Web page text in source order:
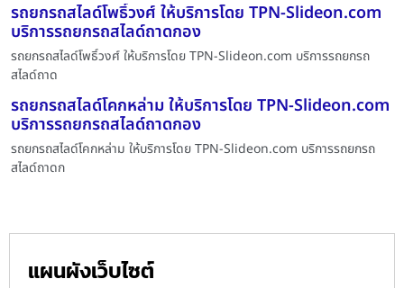
รถยกรถสไลด์โพธิ์วงศ์ ให้บริการโดย TPN-Slideon.com
บริการรถยกรถสไลด์ถาดกอง
รถยกรถสไลด์โพธิ์วงศ์ ให้บริการโดย TPN-Slideon.com บริการรถยกรถ
สไลด์ถาด
รถยกรถสไลด์โคกหล่าม ให้บริการโดย TPN-Slideon.com
บริการรถยกรถสไลด์ถาดกอง
รถยกรถสไลด์โคกหล่าม ให้บริการโดย TPN-Slideon.com บริการรถยกรถ
สไลด์ถาดก
แผนผังเว็บไซต์